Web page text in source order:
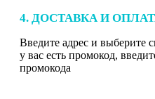
4. ДОСТАВКА И
Введите адрес и выберите
у вас есть промокод,
промокода